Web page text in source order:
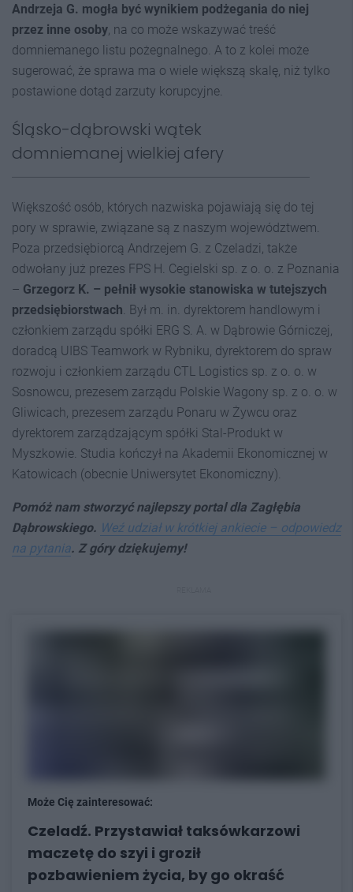
Andrzeja G. mogła być wynikiem podżegania do niej
przez inne osoby , na co może wskazywać treść
domniemanego listu pożegnalnego. A to z kolei może
sugerować, że sprawa ma o wiele większą skalę, niż tylko
postawione dotąd zarzuty korupcyjne.
Śląsko-dąbrowski wątek
domniemanej wielkiej afery
Większość osób, których nazwiska pojawiają się do tej
pory w sprawie, związane są z naszym województwem.
Poza przedsiębiorcą Andrzejem G. z Czeladzi, także
odwołany już prezes FPS H. Cegielski sp. z o. o. z Poznania
– Grzegorz K. – pełnił wysokie stanowiska w tutejszych
przedsiębiorstwach . Był m. in. dyrektorem handlowym i
członkiem zarządu spółki ERG S. A. w Dąbrowie Górniczej,
doradcą UIBS Teamwork w Rybniku, dyrektorem do spraw
rozwoju i członkiem zarządu CTL Logistics sp. z o. o. w
Sosnowcu, prezesem zarządu Polskie Wagony sp. z o. o. w
Gliwicach, prezesem zarządu Ponaru w Żywcu oraz
dyrektorem zarządzającym spółki Stal-Produkt w
Myszkowie. Studia kończył na Akademii Ekonomicznej w
Katowicach (obecnie Uniwersytet Ekonomiczny).
Pomóż nam stworzyć najlepszy portal dla Zagłębia
Dąbrowskiego. Weź udział w krótkiej ankiecie – odpowiedz
na pytania. Z góry dziękujemy!
Może Cię zainteresować:
Czeladź. Przystawiał taksówkarzowi
maczetę do szyi i groził
pozbawieniem życia, by go okraść